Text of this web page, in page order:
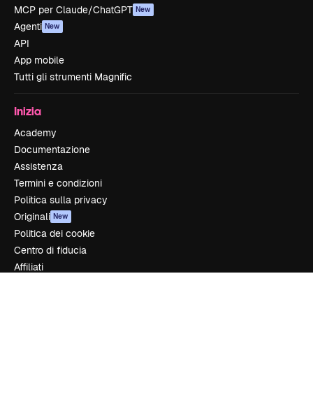
MCP per Claude/ChatGPT New
Agenti New
API
App mobile
Tutti gli strumenti Magnific
Inizia
Academy
Documentazione
Assistenza
Termini e condizioni
Politica sulla privacy
Originali New
Politica dei cookie
Centro di fiducia
Affiliati